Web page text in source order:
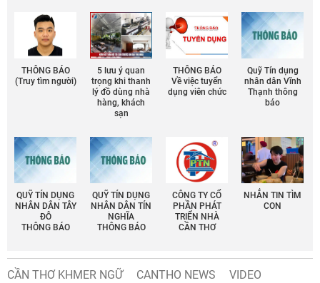
THÔNG BÁO
(Truy tìm người)
5 lưu ý quan
trọng khi thanh
lý đồ dùng nhà
hàng, khách
sạn
THÔNG BÁO
Về việc tuyển
dụng viên chức
Quỹ Tín dụng
nhân dân Vĩnh
Thạnh thông
báo
QUỸ TÍN DỤNG
NHÂN DÂN TÂY
ĐÔ
THÔNG BÁO
QUỸ TÍN DỤNG
NHÂN DÂN TÍN
NGHĨA
THÔNG BÁO
CÔNG TY CỔ
PHẦN PHÁT
TRIỂN NHÀ
CẦN THƠ
NHẮN TIN TÌM
CON
CẦN THƠ KHMER NGỮ CANTHO NEWS
VIDEO